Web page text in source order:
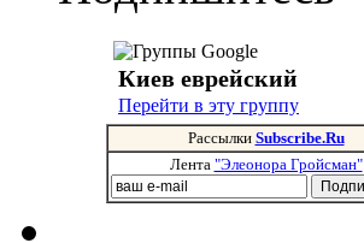
Киев еврейский
Перейти в эту группу
Рассылки Subscribe.Ru
Лента "Элеонора Гройсман"